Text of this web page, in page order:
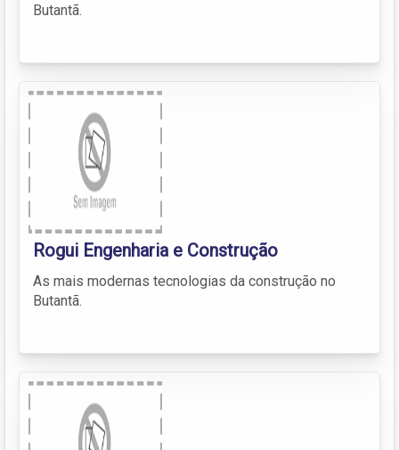
Butantã.
Rogui Engenharia e Construção
As mais modernas tecnologias da construção no
Butantã.